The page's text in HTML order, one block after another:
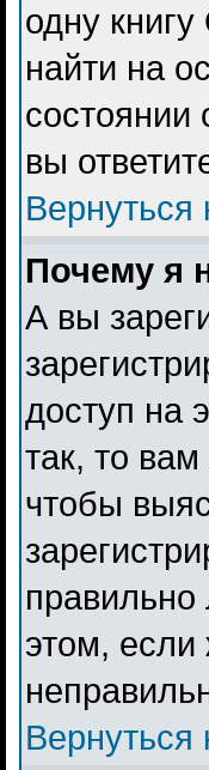
одну
найти на
состоянии
вы
Вернуться
Почему я
А вы
доступ на
так, то
чтобы
этом, если
Вернуться